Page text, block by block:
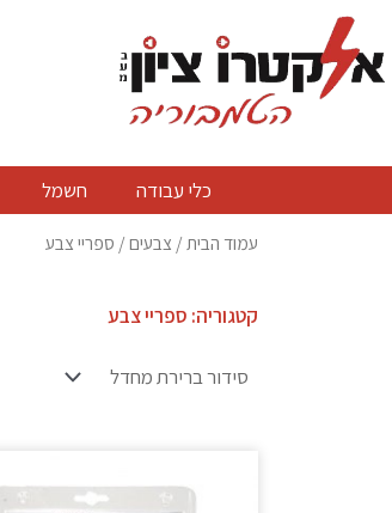
לתוכן
כלי עבודה חשמל
עמוד הבית / צבעים / ספריי צבע
קטגוריה: ספריי צבע